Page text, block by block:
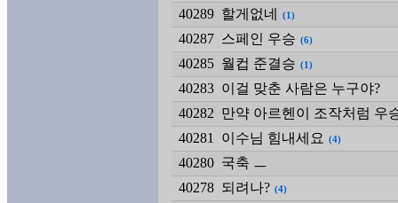
40289 할게없네 (1)
40287 스페인 우승 (6)
40285 월컵 준결승 (1)
40283 이걸 맞춘 사람은 누구야?
40282 만약 아르헨이 조작처럼 우
40281
이수님 힘내세요 (4)
40280 국축 ㅡ
40278 되려나? (4)